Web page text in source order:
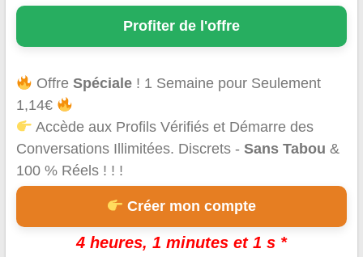
Profiter de l'offre
OffreSpéciale ! 1 Semaine pour Seulement
1,14€
Accède aux Profils Vérifiés et Démarre des
Conversations Illimitées. Discrets - Sans Tabou &
100 % Réels ! ! !
Créer mon compte
4 heures, 1 minutes et 0 s *